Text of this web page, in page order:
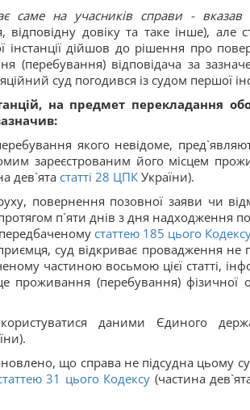
саме на учасників справи - вказав
довіку та таке інше), але
дійшов до рішення про
(перебування) відповідача за
суд погодився із судом першої
на предмет перекладання
якого невідоме,
зареєстрованим його місцем
дев`ята статті 28 ЦПК України).
повернення позовної заяви чи
п`яти днів з дня надходження
статтею 185 цього
суд відкриває провадження не
частиною восьмою цієї статті,
проживання (перебування) фізичної
даними Єдиного
що справа не підсудна цьому
31 цього Кодексу (частина